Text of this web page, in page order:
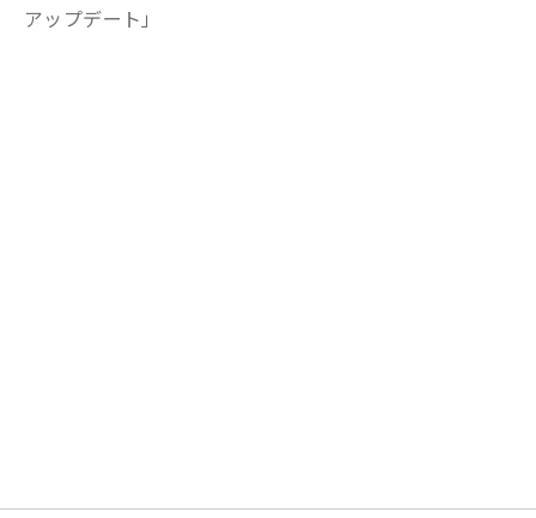
アップデート」